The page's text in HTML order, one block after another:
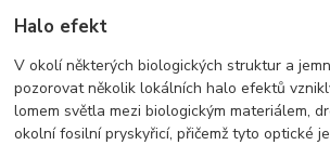
Halo efekt
V okolí některých biologických struktur a
pozorovat několik lokálních halo efektů
lomem světla mezi biologickým materiálem,
okolní fosilní pryskyřicí, přičemž tyto optické